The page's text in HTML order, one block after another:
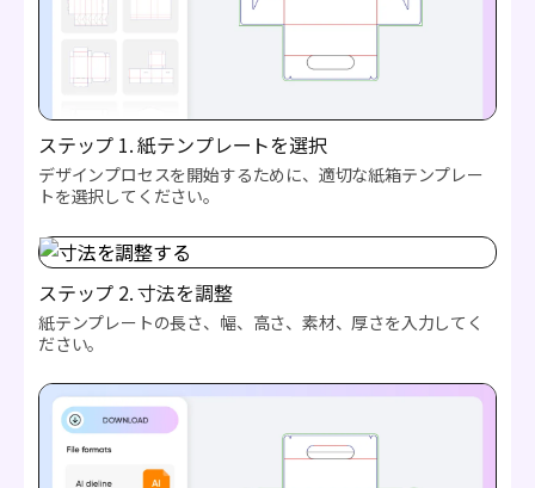
ステップ 1. 紙テンプレートを選択
デザインプロセスを開始するために、適切な紙箱テンプレー
トを選択してください。
ステップ 2. 寸法を調整
紙テンプレートの長さ、幅、高さ、素材、厚さを入力してく
ださい。